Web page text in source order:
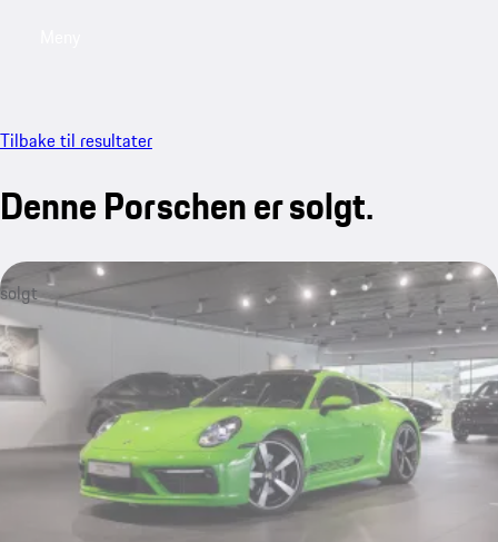
Tilbake til resultater
Denne Porschen er solgt.
solgt